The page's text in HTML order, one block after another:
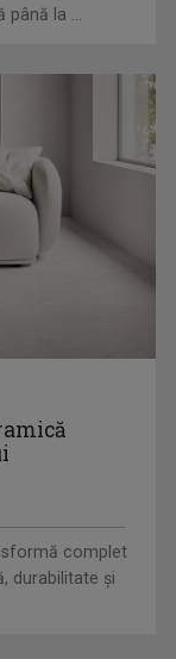
până la ...
complet
durabilitate și